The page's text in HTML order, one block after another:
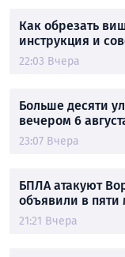
Как обрезать
инструкция и
22:03 Вчера
Больше десяти
вечером 6
23:07 Вчера
БПЛА атакуют
объявили в пяти
21:21 Вчера